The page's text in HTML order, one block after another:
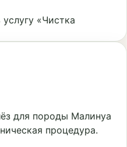
«Чистка
для породы Малинуа
процедура.